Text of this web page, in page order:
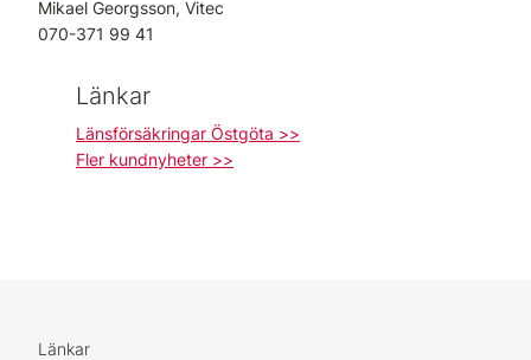
Mikael Georgsson, Vitec
070-371 99 41
Länkar
Länsförsäkringar Östgöta >>
Fler kundnyheter >>
Länkar